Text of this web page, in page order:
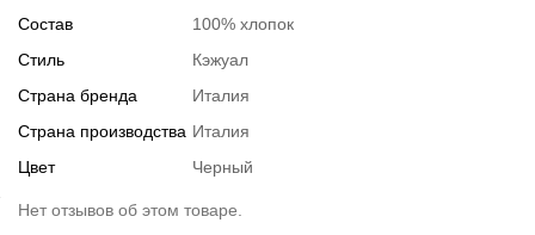
Состав
100% хлопок
Стиль
Кэжуал
Страна бренда
Италия
Страна производства Италия
Цвет
Черный
Нет отзывов об этом товаре.